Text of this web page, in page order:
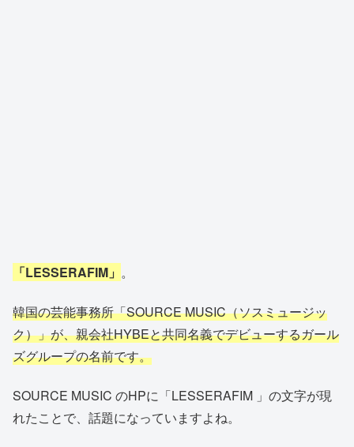
「LESSERAFIM」 。
韓国の芸能事務所「SOURCE MUSIC（ソスミュージッ
ク）」が、親会社HYBEと共同名義でデビューするガール
ズグループの名前です。
SOURCE MUSIC のHPに「LESSERAFIM 」の文字が現
れたことで、話題になっていますよね。